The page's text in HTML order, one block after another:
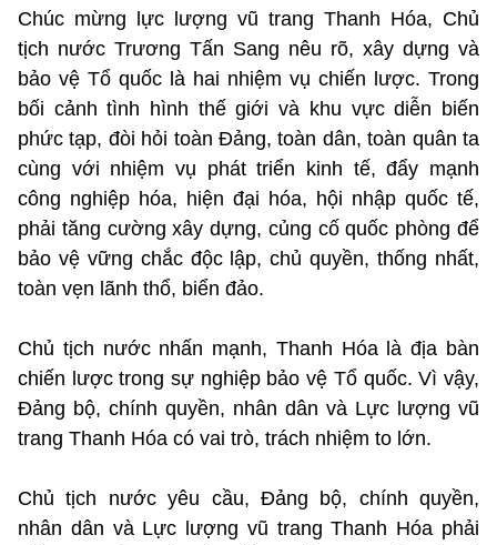
Chúc mừng lực lượng vũ trang Thanh Hóa, Chủ
tịch nước Trương Tấn Sang nêu rõ, xây dựng và
bảo vệ Tổ quốc là hai nhiệm vụ chiến lược. Trong
bối cảnh tình hình thế giới và khu vực diễn biến
phức tạp, đòi hỏi toàn Đảng, toàn dân, toàn quân ta
cùng với nhiệm vụ phát triển kinh tế, đẩy mạnh
công nghiệp hóa, hiện đại hóa, hội nhập quốc tế,
phải tăng cường xây dựng, củng cố quốc phòng để
bảo vệ vững chắc độc lập, chủ quyền, thống nhất,
toàn vẹn lãnh thổ, biển đảo.
Chủ tịch nước nhấn mạnh, Thanh Hóa là địa bàn
chiến lược trong sự nghiệp bảo vệ Tổ quốc. Vì vậy,
Đảng bộ, chính quyền, nhân dân và Lực lượng vũ
trang Thanh Hóa có vai trò, trách nhiệm to lớn.
Chủ tịch nước yêu cầu, Đảng bộ, chính quyền,
nhân dân và Lực lượng vũ trang Thanh Hóa phải